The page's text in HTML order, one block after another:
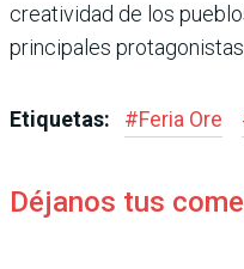
creatividad de los
principales
Etiquetas: #Feria Ore
Déjanos tus